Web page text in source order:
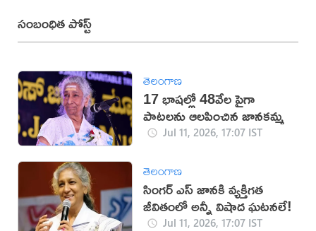
సంబంధిత పోస్ట్
తెలంగాణ
17 భాషల్లో 48వేల పైగా
పాటలను ఆలపించిన జానకమ్మ
Jul 11, 2026, 17:07 IST
తెలంగాణ
సింగర్ ఎస్ జానకి వ్యక్తిగత
జీవితంలో అన్నీ విషాద ఘటనలే!
Jul 11, 2026, 17:07 IST